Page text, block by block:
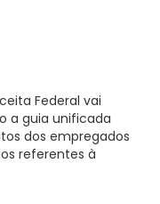
Federal vai
a guia unificada
dos empregados
referentes à